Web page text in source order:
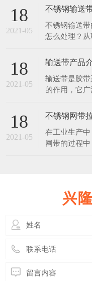
干、糖果等烘
装工位，由
锈钢材质链
18
2021-05
不锈钢输送
怎么处理？
的，放在恶劣环
钢称为不锈
一定含量的
18
2021-05
输送带产品
输送带是胶
的作用，它
载体和其运输
便、维修容
短运输距离
覆盖层：拉
18
2021-05
不锈钢网带
在工业生产
网带的过程
性，而这些